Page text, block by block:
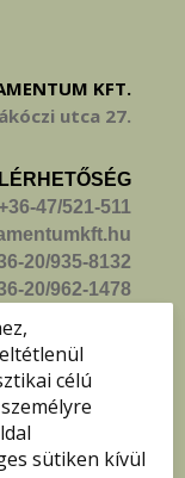
KFT.
utca 27.
47/521-511
20/935-8132
20/962-1478
20/215-7475
MINKET!
célú
sütiken kívül